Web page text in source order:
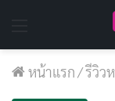
หน้าแรก/รีวิว